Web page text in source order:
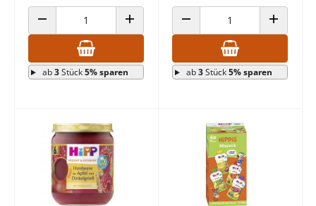
ANZAHL VERRINGERN ANZAHL ERHÖHEN
ab3Stück5% sparen
ANZAHL VERRINGERN ANZAHL
ab3Stück5% sparen